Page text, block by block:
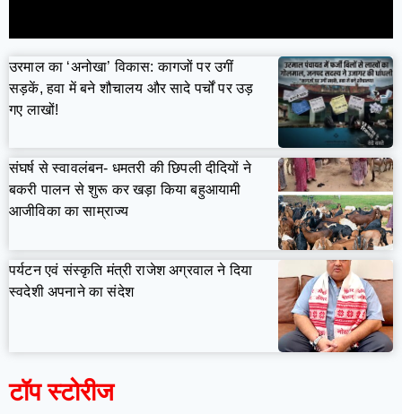
उरमाल का ‘अनोखा’ विकास: कागजों पर उगीं
सड़कें, हवा में बने शौचालय और सादे पर्चों पर उड़
गए लाखों!
संघर्ष से स्वावलंबन- धमतरी की छिपली दीदियों ने
बकरी पालन से शुरू कर खड़ा किया बहुआयामी
आजीविका का साम्राज्य
पर्यटन एवं संस्कृति मंत्री राजेश अग्रवाल ने दिया
स्वदेशी अपनाने का संदेश
टॉप स्टोरीज